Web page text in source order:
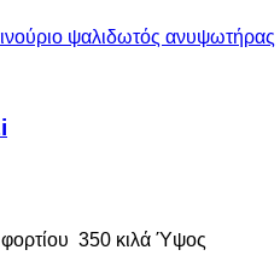
ψαλιδωτός ανυψωτήρας
φορτίου 350 κιλά Ύψος